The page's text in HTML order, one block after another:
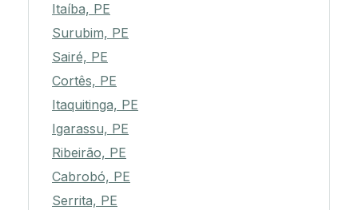
Itaíba, PE
Surubim, PE
Sairé, PE
Cortês, PE
Itaquitinga, PE
Igarassu, PE
Ribeirão, PE
Cabrobó, PE
Serrita, PE